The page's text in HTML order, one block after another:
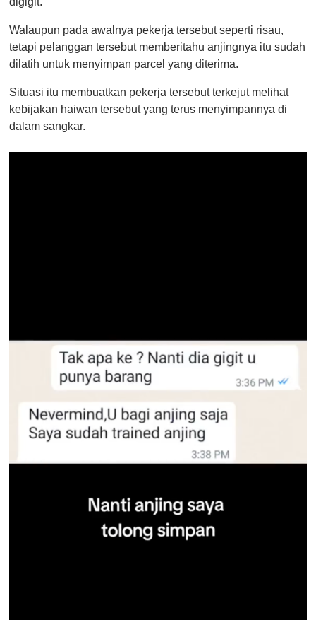
Walaupun pada awalnya pekerja tersebut seperti risau,
tetapi pelanggan tersebut memberitahu anjingnya itu sudah
dilatih untuk menyimpan parcel yang diterima.
Situasi itu membuatkan pekerja tersebut terkejut melihat
kebijakan haiwan tersebut yang terus menyimpannya di
dalam sangkar.